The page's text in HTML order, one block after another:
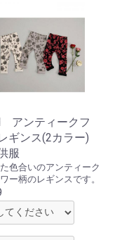
アンティークフ
ギンス(2カラー)
服
色合いのアンティーク
ー柄のレギンスです。
トへ進む